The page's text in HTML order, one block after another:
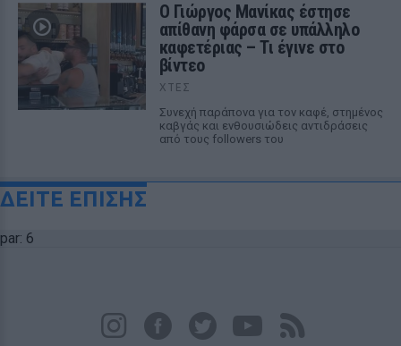
Ο Γιώργος Μανίκας έστησε
απίθανη φάρσα σε υπάλληλο
καφετέριας – Τι έγινε στο
βίντεο
ΧΤΕΣ
Συνεχή παράπονα για τον καφέ, στημένος
καβγάς και ενθουσιώδεις αντιδράσεις
από τους followers του
ΔΕΙΤΕ ΕΠΙΣΗΣ
par: 6